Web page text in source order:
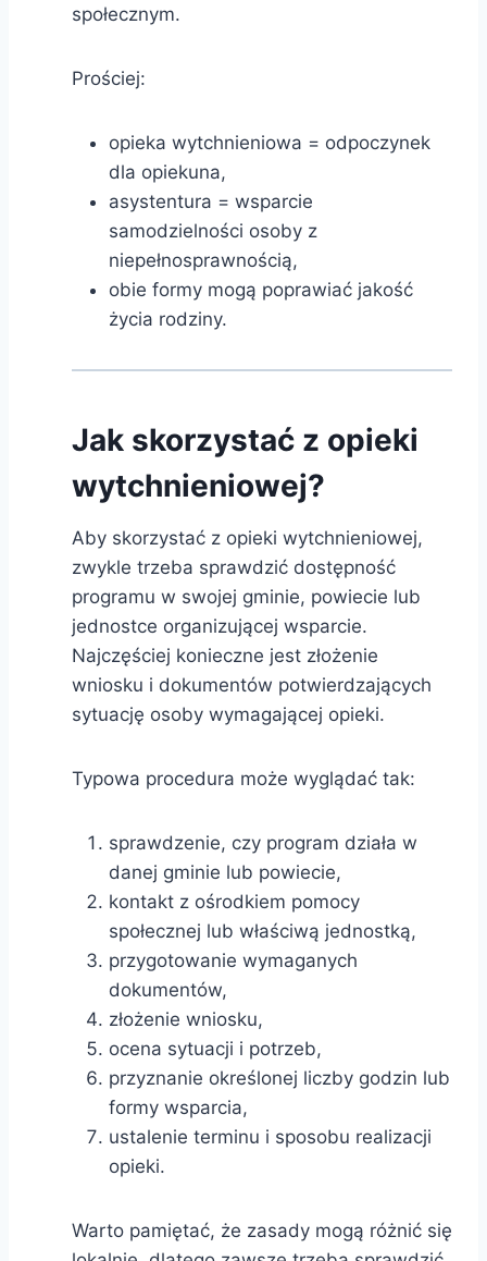
społecznym.
Prościej:
opieka wytchnieniowa = odpoczynek
dla opiekuna,
asystentura = wsparcie
samodzielności osoby z
niepełnosprawnością,
obie formy mogą poprawiać jakość
życia rodziny.
Jak skorzystać z opieki
wytchnieniowej?
Aby skorzystać z opieki wytchnieniowej,
zwykle trzeba sprawdzić dostępność
programu w swojej gminie, powiecie lub
jednostce organizującej wsparcie.
Najczęściej konieczne jest złożenie
wniosku i dokumentów potwierdzających
sytuację osoby wymagającej opieki.
Typowa procedura może wyglądać tak:
sprawdzenie, czy program działa w
danej gminie lub powiecie,
kontakt z ośrodkiem pomocy
społecznej lub właściwą jednostką,
przygotowanie wymaganych
dokumentów,
złożenie wniosku,
ocena sytuacji i potrzeb,
przyznanie określonej liczby godzin lub
formy wsparcia,
ustalenie terminu i sposobu realizacji
opieki.
Warto pamiętać, że zasady mogą różnić się